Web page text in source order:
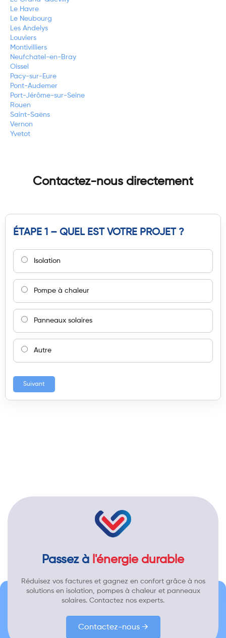
Le Havre
Le Neubourg
Les Andelys
Louviers
Montivilliers
Neufchatel-en-Bray
Oissel
Pacy-sur-Eure
Pont-Audemer
Port-Jérôme-sur-Seine
Rouen
Saint-Saëns
Vernon
Yvetot
Contactez-nous directement
ÉTAPE 1 – QUEL EST VOTRE PROJET ?
Isolation
Pompe à chaleur
Panneaux solaires
Autre
Suivant
Passez à l'énergie durable
Réduisez vos factures et gagnez en confort grâce à nos
solutions en isolation, pompes à chaleur et panneaux
solaires. Contactez nos experts.
Contactez-nous →